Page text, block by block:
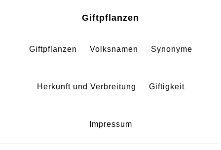
springen
springen
Giftpflanzen
Giftpflanzen Volksnamen Synonyme
Herkunft und Verbreitung Giftigkeit
Impressum